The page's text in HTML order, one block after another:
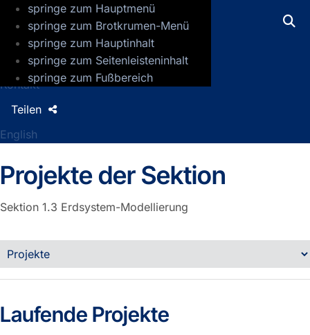
springe zum Hauptmenü
springe zum Brotkrumen-Menü
springe zum Hauptinhalt
springe zum Seitenleisteninhalt
springe zum Fußbereich
GFZ Helmholtz-Zentrum für
Presse
Jobs
Kontakt
English
Teilen
Projekte der Sektion
Sektion 1.3 Erdsystem-Modellierung
Laufende Projekte